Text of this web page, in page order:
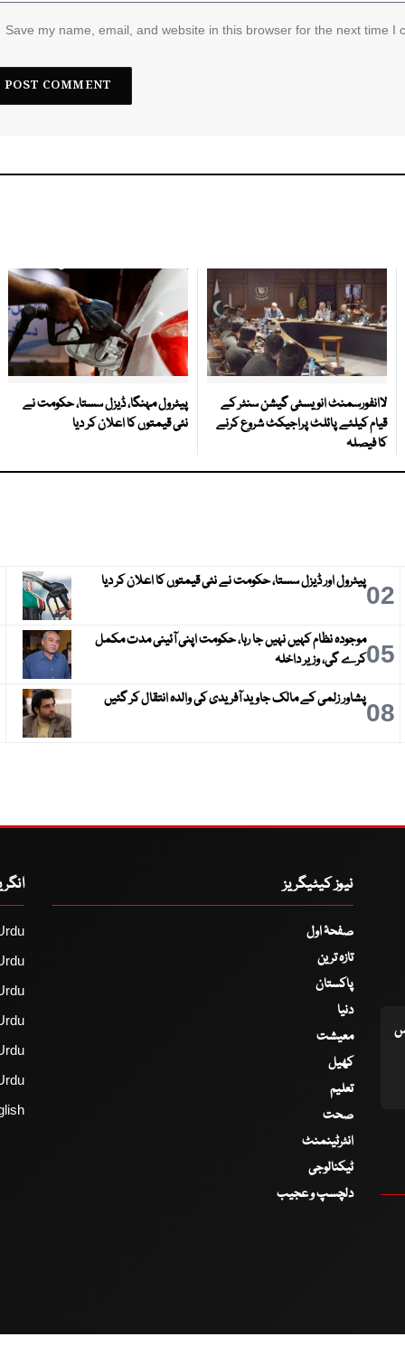
Save my name, email, and website in this browser for the next time I
لاانفورسمنٹ انویسٹی گیشن سنٹر کے
قیام کیلئے پائلٹ پراجیکٹ شروع کرنے
کا فیصلہ
پیٹرول مہنگا، ڈیزل سستا، حکومت نے
نئی قیمتوں کا اعلان کر دیا
02پیٹرول اور ڈیزل سستا، حکومت نے نئی قیمتوں کا اعلان کر دیا
05موجودہ نظام کہیں نہیں جا رہا، حکومت اپنی آئینی مدت مکمل
کرے گی، وزیر داخلہ
08پشاور زلمی کے مالک جاوید آفریدی کی والدہ انتقال کر گئیں
نیوز کیٹیگریز
صفحۂ اول
تازہ ترین
پاکستان
دنیا
معیشت
کھیل
تعلیم
صحت
انٹرٹینمنٹ
ٹیکنالوجی
دلچسپ و عجیب